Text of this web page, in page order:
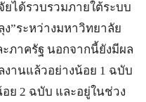
ได้รวบรวมภายใต้ระบบ
”ระหว่างมหาวิทยาลัย
ภาครัฐ นอกจากนี้ยังมีผล
งานแล้วอย่างน้อย 1 ฉบับ
ย 2 ฉบับ และอยู่ในช่วง